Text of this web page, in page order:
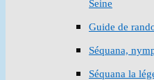
Seine
Guide de
Séquana,
Séquana la